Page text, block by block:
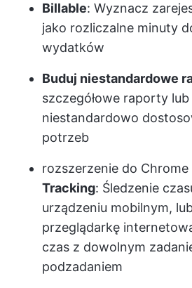
Billable: Wyznacz
jako rozliczalne minuty
wydatków
Buduj niestandardowe
szczegółowe raporty
niestandardowo
potrzeb
rozszerzenie do Chrome
Tracking: Śledzenie
urządzeniu mobilnym,
przeglądarkę
czas z dowolnym
podzadaniem